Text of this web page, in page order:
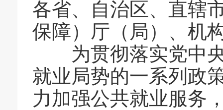
各省、自治区、直辖
保障）厅（局）、机
为贯彻落实党中央
就业局势的一系列政
力加强公共就业服务